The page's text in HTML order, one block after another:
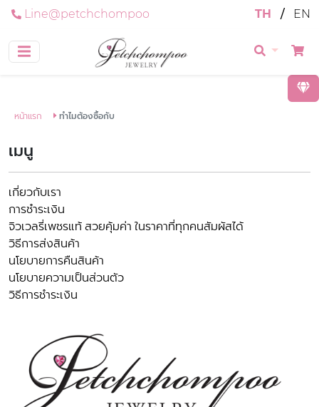
Line@petchchompoo TH / EN
หน้าแรก ทำไมต้องซื้อกับ
เมนู
เกี่ยวกับเรา
การชำระเงิน
จิวเวลรี่เพชรแท้ สวยคุ้มค่า ในราคาที่ทุกคนสัมผัสได้
วิธีการส่งสินค้า
นโยบายการคืนสินค้า
นโยบายความเป็นส่วนตัว
วิธีการชำระเงิน